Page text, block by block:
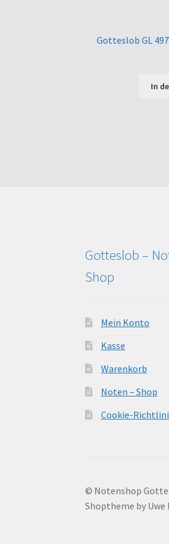
Gotteslob GL
In
Gotteslob –
Shop
Mein Konto
Kasse
Warenkorb
Noten – Shop
Cookie-
© Notenshop
Shoptheme by Uwe